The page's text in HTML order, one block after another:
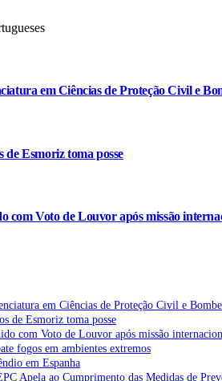
em Ciências de Proteção Civil e
Esmoriz toma posse
com Voto de Louvor após missão
em Ciências de Proteção Civil e
de Esmoriz toma posse
com Voto de Louvor após missão
fogos em ambientes extremos
em Espanha
Apela ao Cumprimento das Medidas de